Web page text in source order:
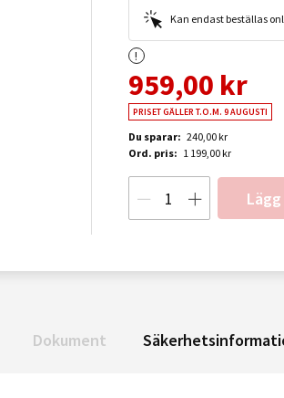
Kan endast beställas
959,00 kr
PRISET GÄLLER T.O.M. 9 AUGUSTI
Du sparar: 240,00 kr
Ord. pris: 1 199,00 kr
Dokument